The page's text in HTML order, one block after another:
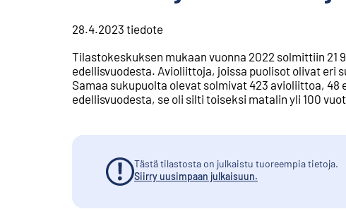
28.4.2023 tiedote
Tilastokeskuksen mukaan vuonna 2022 solmittiin
edellisvuodesta. Avioliittoja, joissa puolisot olivat eri
Samaa sukupuolta olevat solmivat 423 avioliittoa,
edellisvuodesta, se oli silti toiseksi matalin yli 100
Tästä tilastosta on julkaistu tuoreempia tietoja.
Siirry uusimpaan julkaisuun.